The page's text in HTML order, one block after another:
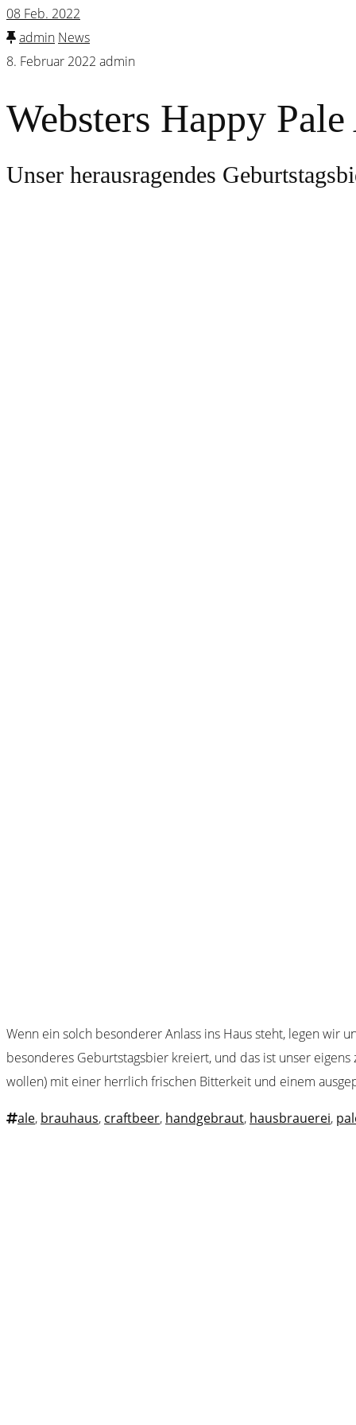
08 Feb. 2022
admin News
8. Februar 2022 admin
Websters Happy
Unser herausragendes
Wenn ein solch besonderer Anlass ins Haus steht, legen wir
besonderes Geburtstagsbier kreiert, und das ist unser
wollen) mit einer herrlich frischen Bitterkeit und einem
ale, brauhaus, craftbeer, handgebraut, hausbrauerei,